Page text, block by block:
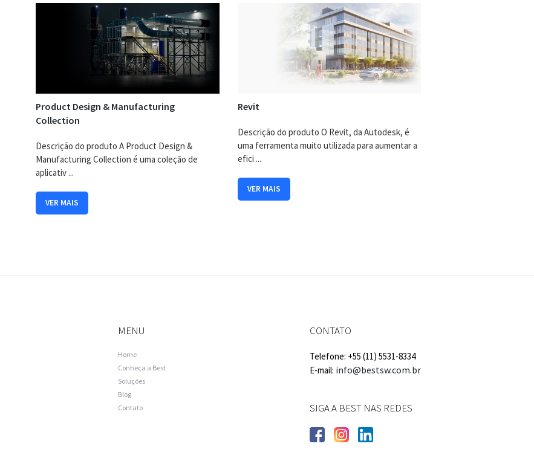
r
c
o
m
u
n
i
c
õ
e
r
e
r
e
m
a
Product Design & Manufacturing
Collection
Descrição do produto A Product Design &
Manufacturing Collection é uma coleção de
aplicativ ...
VER MAIS
Revit
Descrição do produto O Revit, da Autodesk, é
uma ferramenta muito utilizada para aumentar a
efici ...
VER MAIS
MENU
Home
Conheça a Best
Soluções
Blog
Contato
CONTATO
Telefone: +55 (11) 5531-8334
E-mail: info@bestsw.com.br
SIGA A BEST NAS REDES